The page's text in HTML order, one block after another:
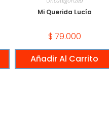
Mi Querida Lucía
$ 79.000
Añadir Al Carrito